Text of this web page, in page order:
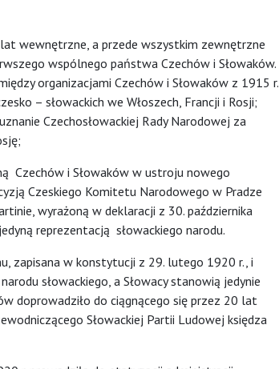
lat wewnętrzne, a przede wszystkim zewnętrzne
wspólnego państwa Czechów i Słowaków.
organizacjami Czechów i Słowaków z 1915 r.
– słowackich we Włoszech, Francji i Rosji;
Czechosłowackiej Rady Narodowej za
Czechów i Słowaków w ustroju nowego
Czeskiego Komitetu Narodowego w Pradze
wyrażoną w deklaracji z 30. października
reprezentacją słowackiego narodu.
zapisana w konstytucji z 29. lutego 1920 r., i
słowackiego, a Słowacy stanowią jedynie
doprowadziło do ciągnącego się przez 20 lat
Słowackiej Partii Ludowej księdza